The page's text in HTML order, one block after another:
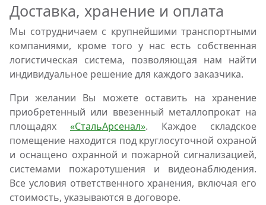
Доставка, хранение и оплата
Мы сотрудничаем с крупнейшими транспортными
компаниями, кроме того у нас есть собственная
логистическая система, позволяющая нам найти
индивидуальное решение для каждого заказчика.
При желании Вы можете оставить на хранение
приобретенный или ввезенный металлопрокат на
площадях «СтальАрсенал». Каждое складское
помещение находится под круглосуточной охраной
и оснащено охранной и пожарной сигнализацией,
системами пожаротушения и видеонаблюдения.
Все условия ответственного хранения, включая его
стоимость, указываются в договоре.